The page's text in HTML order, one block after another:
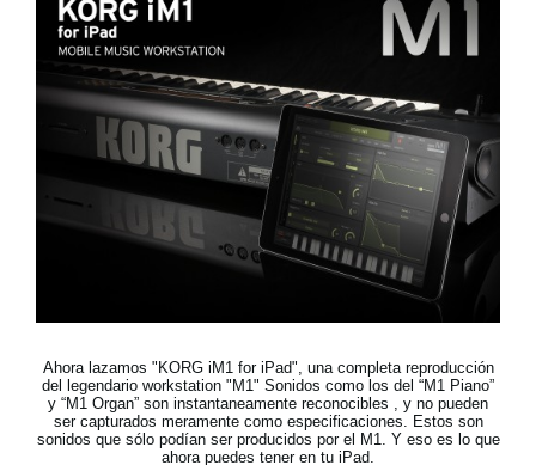
Localizador de Tiendas
Noticias
Ubicación
Redes Sociales
Ahora lazamos "KORG iM1 for iPad", una completa reproducción
del legendario workstation "M1" Sonidos como los del “M1 Piano”
y “M1 Organ” son instantaneamente reconocibles , y no pueden
ser capturados meramente como especificaciones. Estos son
sonidos que sólo podían ser producidos por el M1. Y eso es lo que
ahora puedes tener en tu iPad.